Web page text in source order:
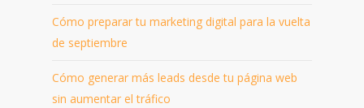
Cómo preparar tu marketing digital para la vuelta
de septiembre
Cómo generar más leads desde tu página web
sin aumentar el tráfico